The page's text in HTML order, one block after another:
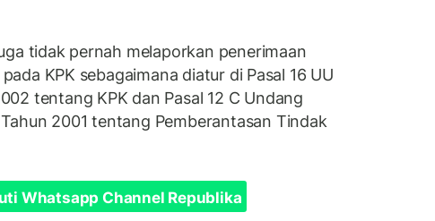
tidak pernah melaporkan penerimaan
KPK sebagaimana diatur di Pasal 16 UU
tentang KPK dan Pasal 12 C Undang
2001 tentang Pemberantasan Tindak
Whatsapp Channel Republika